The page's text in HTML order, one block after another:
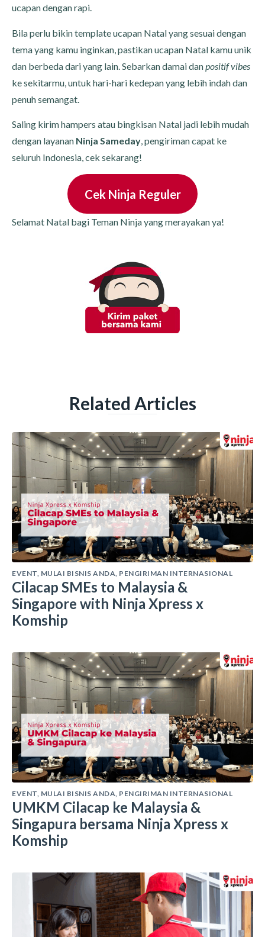
ucapan dengan rapi.
Bila perlu bikin template ucapan Natal yang sesuai dengan
tema yang kamu inginkan, pastikan ucapan Natal kamu unik
dan berbeda dari yang lain. Sebarkan damai danpositif vibes
ke sekitarmu, untuk hari-hari kedepan yang lebih indah dan
penuh semangat.
Saling kirim hampers atau bingkisan Natal jadi lebih mudah
dengan layanan Ninja Sameday, pengiriman capat ke
seluruh Indonesia, cek sekarang!
Cek Ninja Reguler
Selamat Natal bagi Teman Ninja yang merayakan ya!
Related Articles
EVENT, MULAI BISNIS ANDA, PENGIRIMAN INTERNASIONAL
Cilacap SMEs to Malaysia &
Singapore with Ninja Xpress x
Komship
EVENT, MULAI BISNIS ANDA, PENGIRIMAN INTERNASIONAL
UMKM Cilacap ke Malaysia &
Singapura bersama Ninja Xpress x
Komship